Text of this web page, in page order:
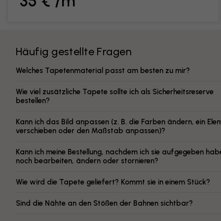
Häufig gestellte Fragen
Welches Tapetenmaterial passt am besten zu mir?
Wie viel zusätzliche Tapete sollte ich als Sicherheitsreserve
bestellen?
Kann ich das Bild anpassen (z. B. die Farben ändern, ein
verschieben oder den Maßstab anpassen)?
Kann ich meine Bestellung, nachdem ich sie aufgegeben
noch bearbeiten, ändern oder stornieren?
Wie wird die Tapete geliefert? Kommt sie in einem Stück?
Sind die Nähte an den Stößen der Bahnen sichtbar?